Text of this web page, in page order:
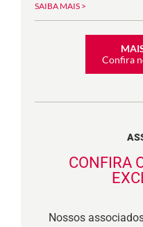
SAIBA MAIS >
Confira
CONFIRA
Nossos